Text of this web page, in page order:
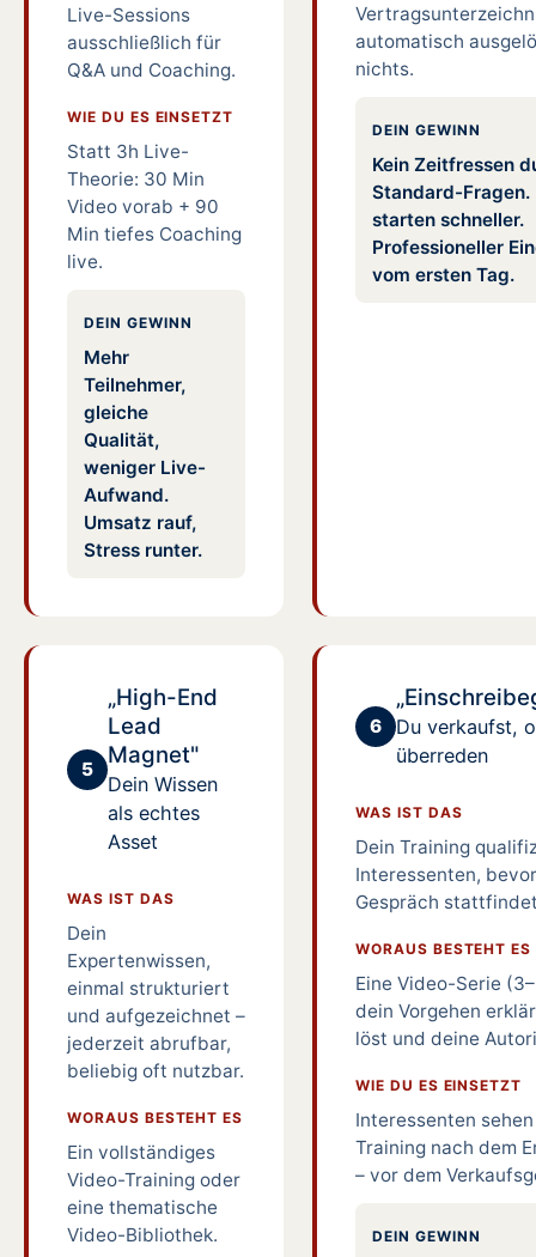
Live-Sessions
ausschließlich für
Q&A und Coaching.
WIE DU ES EINSETZT
Statt 3h Live-
Theorie: 30 Min
Video vorab + 90
Min tiefes Coaching
live.
DEIN GEWINN
Mehr
Teilnehmer,
gleiche
Qualität,
weniger Live-
Aufwand.
Umsatz rauf,
Stress runter.
automatisch
nichts.
DEIN GEWINN
Kein Zeitfressen
Standard-Fragen.
starten schneller.
Professioneller
vom ersten Tag.
5
„High-End
Lead
Magnet"
Dein Wissen
als echtes
Asset
WAS IST DAS
Dein
Expertenwissen,
einmal strukturiert
und aufgezeichnet –
jederzeit abrufbar,
beliebig oft nutzbar.
WORAUS BESTEHT ES
Ein vollständiges
Video-Training oder
eine thematische
Video-Bibliothek.
6
Du verkaufst,
überreden
WAS IST DAS
Dein Training
Interessenten,
Gespräch
WORAUS BESTEHT ES
Eine Video-Serie
dein Vorgehen
löst und deine
WIE DU ES EINSETZT
Interessenten
Training nach dem
– vor dem
DEIN GEWINN